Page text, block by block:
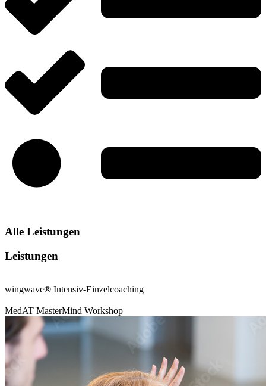
Alle Leistungen
Leistungen
wingwave® Intensiv-Einzelcoaching
MedAT MasterMind Workshop